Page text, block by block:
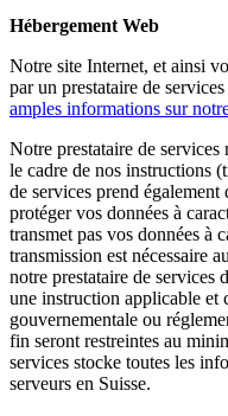
Hébergement Web
Notre site Internet, et ainsi
par un prestataire de
amples informations sur
Notre prestataire de services
le cadre de nos instructions
de services prend également
protéger vos données à
transmet pas vos données à
transmission est nécessaire
notre prestataire de services
une instruction applicable et
gouvernementale ou
fin seront restreintes au
services stocke toutes les
serveurs en Suisse.